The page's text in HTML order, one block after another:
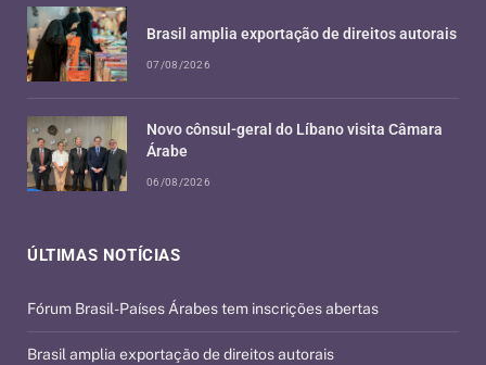
ÚLTIMAS NOTÍCIAS
Fórum Brasil-Países Árabes tem inscrições abertas
Brasil amplia exportação de direitos autorais
Brasil amplia exportação de direitos autorais
07/08/2026
Novo cônsul-geral do Líbano visita Câmara
Árabe
06/08/2026